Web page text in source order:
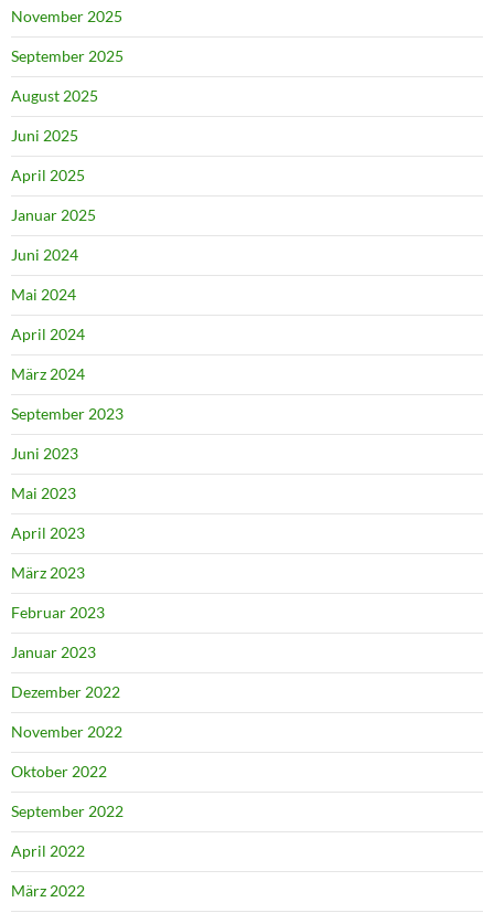
November 2025
September 2025
August 2025
Juni 2025
April 2025
Januar 2025
Juni 2024
Mai 2024
April 2024
März 2024
September 2023
Juni 2023
Mai 2023
April 2023
März 2023
Februar 2023
Januar 2023
Dezember 2022
November 2022
Oktober 2022
September 2022
April 2022
März 2022